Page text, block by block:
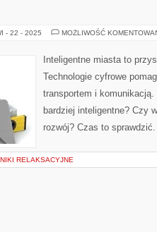
- 22 - 2025 MOŻLIWOŚĆ
Inteligentne miasta to
Technologie cyfrowe
transportem i
bardziej inteligentne? Czy
rozwój? Czas to sprawdzić.
RELAKSACYJNE